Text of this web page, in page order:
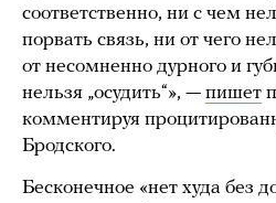
соответственно, ни с чем
порвать связь, ни от чего
от несомненно дурного и
нельзя „осудить“», — пишет
комментируя
Бродского.
Бесконечное «нет худа без